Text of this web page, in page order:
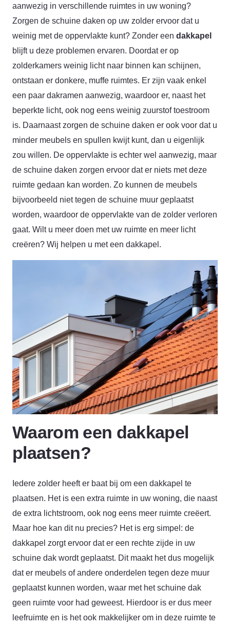
aanwezig in verschillende ruimtes in uw woning?
Zorgen de schuine daken op uw zolder ervoor dat u
weinig met de oppervlakte kunt? Zonder een dakkapel
blijft u deze problemen ervaren. Doordat er op
zolderkamers weinig licht naar binnen kan schijnen,
ontstaan er donkere, muffe ruimtes. Er zijn vaak enkel
een paar dakramen aanwezig, waardoor er, naast het
beperkte licht, ook nog eens weinig zuurstof toestroom
is. Daarnaast zorgen de schuine daken er ook voor dat u
minder meubels en spullen kwijt kunt, dan u eigenlijk
zou willen. De oppervlakte is echter wel aanwezig, maar
de schuine daken zorgen ervoor dat er niets met deze
ruimte gedaan kan worden. Zo kunnen de meubels
bijvoorbeeld niet tegen de schuine muur geplaatst
worden, waardoor de oppervlakte van de zolder verloren
gaat. Wilt u meer doen met uw ruimte en meer licht
creëren? Wij helpen u met een dakkapel.
Waarom een dakkapel
plaatsen?
Iedere zolder heeft er baat bij om een dakkapel te
plaatsen. Het is een extra ruimte in uw woning, die naast
de extra lichtstroom, ook nog eens meer ruimte creëert.
Maar hoe kan dit nu precies? Het is erg simpel: de
dakkapel zorgt ervoor dat er een rechte zijde in uw
schuine dak wordt geplaatst. Dit maakt het dus mogelijk
dat er meubels of andere onderdelen tegen deze muur
geplaatst kunnen worden, waar met het schuine dak
geen ruimte voor had geweest. Hierdoor is er dus meer
leefruimte en is het ook makkelijker om in deze ruimte te